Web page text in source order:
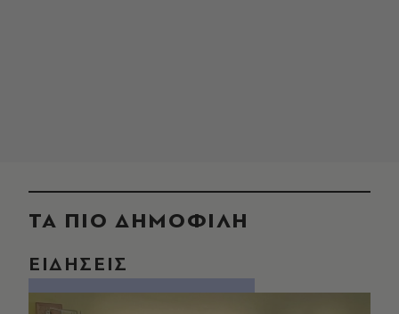
ΤΑ ΠΙΟ ΔΗΜΟΦΙΛΗ
ΕΙΔΗΣΕΙΣ